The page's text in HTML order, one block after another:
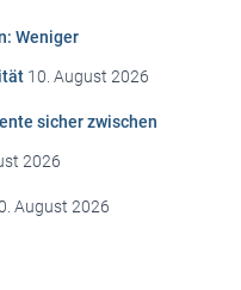
Weniger
10. August 2026
sicher zwischen
2026
August 2026